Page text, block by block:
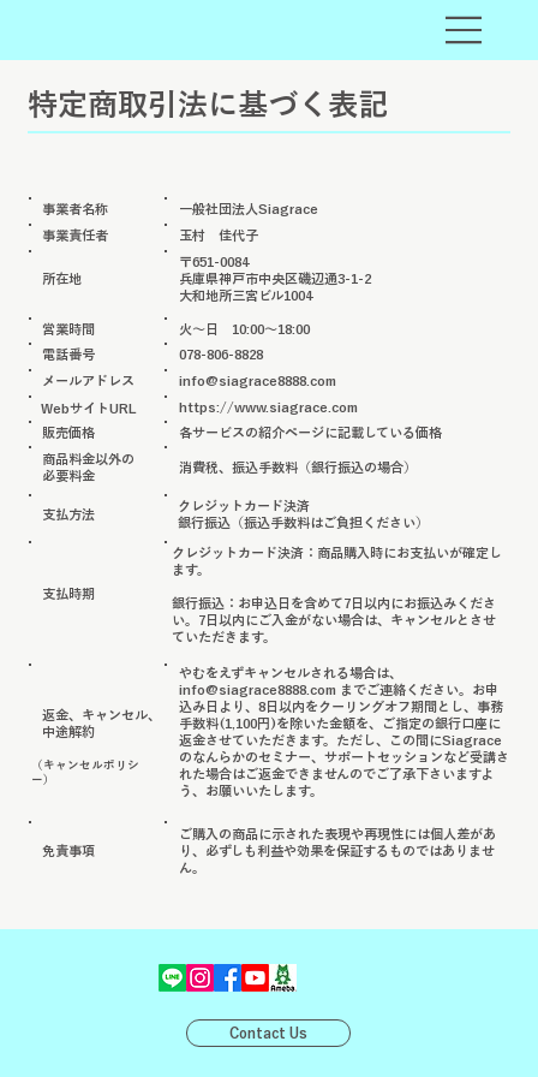
事業者名称
一般社団法人Siagrace
事業責任者
玉村 佳代子
営業時間
火～日 10:00～18:00
電話番号
078-806-8828
​WebサイトURL
https://www.siagrace.com
販売価格
各サービスの紹介ページに記載している価格
商品料金以外の
必要料金
支払方法
クレジットカード決済：商品購入時にお支払いが確定し
ます。
銀行振込：お申込日を含めて7日以内にお振込みくださ
い。7日以内にご入金がない場合は、キャンセルとさせ
ていただきます。
免責事項
ご購入の商品に示された表現や再現性には個人差があ
り、必ずしも利益や効果を保証するものではありませ
ん。
所在地
〒651-0084
兵庫県神戸市中央区磯辺通3-1-2
大和地所三宮ビル1004
​メールアドレス info@siagrace8888.com
消費税、振込手数料（銀行振込の場合）
クレジットカード決済
銀行振込（振込手数料はご負担ください）
​支払時期
返金、キャンセル、
中途解約
（キャンセルポリシ
ー）
やむをえずキャンセルされる場合は、
info@siagrace8888.com までご連絡ください。
お申
込み日より、8日以内をクーリングオフ期間とし、事務
手数料(1,100円)を除いた金額を、ご指定の銀行口座に
返金させていただきます。
ただし、この間にSiagrace
のなんらかのセミナー、サポートセッションなど受講さ
れた場合はご返金できませんのでご了承下さいますよ
う、お願いいたします。
​特定商取引法に基づく表記
Contact Us